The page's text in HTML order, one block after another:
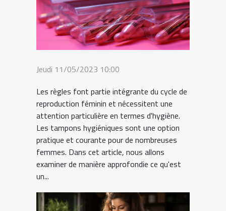
Jeudi 11/05/2023 10:00
Les règles font partie intégrante du cycle de
reproduction féminin et nécessitent une
attention particulière en termes d'hygiène.
Les tampons hygiéniques sont une option
pratique et courante pour de nombreuses
femmes. Dans cet article, nous allons
examiner de manière approfondie ce qu'est
un...